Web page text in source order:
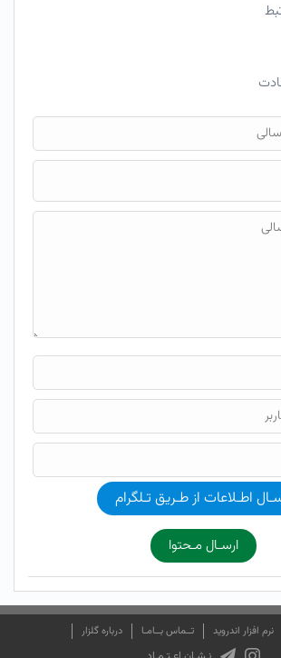
اطـلاعات از طـریق تـلگرام
ارسـال مـحتوا
نرم افزار اندروید تــماس بــامـا درباره گلزار